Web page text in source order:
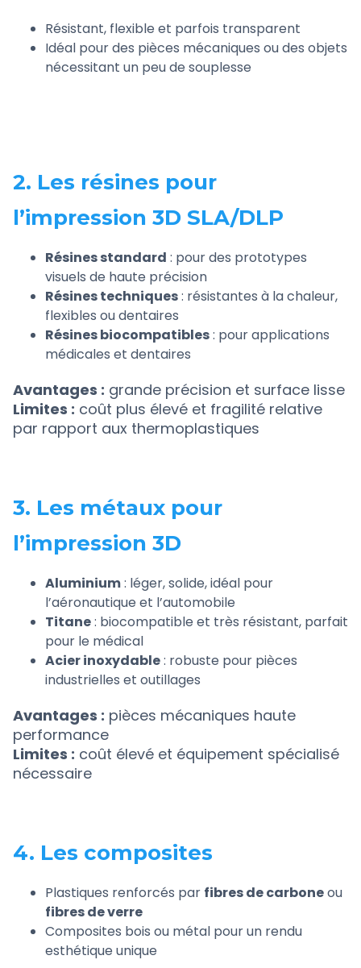
Résistant, flexible et parfois transparent
Idéal pour des pièces mécaniques ou des objets
nécessitant un peu de souplesse
2. Les résines pour
l’impression 3D SLA/DLP
Résines standard : pour des prototypes
visuels de haute précision
Résines techniques: résistantes à la chaleur,
flexibles ou dentaires
Résines biocompatibles: pour applications
médicales et dentaires
Avantages : grande précision et surface lisse
Limites : coût plus élevé et fragilité relative
par rapport aux thermoplastiques
3. Les métaux pour
l’impression 3D
Aluminium: léger, solide, idéal pour
l’aéronautique et l’automobile
Titane: biocompatible et très résistant, parfait
pour le médical
Acier inoxydable: robuste pour pièces
industrielles et outillages
Avantages : pièces mécaniques haute
performance
Limites : coût élevé et équipement spécialisé
nécessaire
4. Les composites
Plastiques renforcés par fibres de carboneou
fibres de verre
Composites bois ou métal pour un rendu
esthétique unique